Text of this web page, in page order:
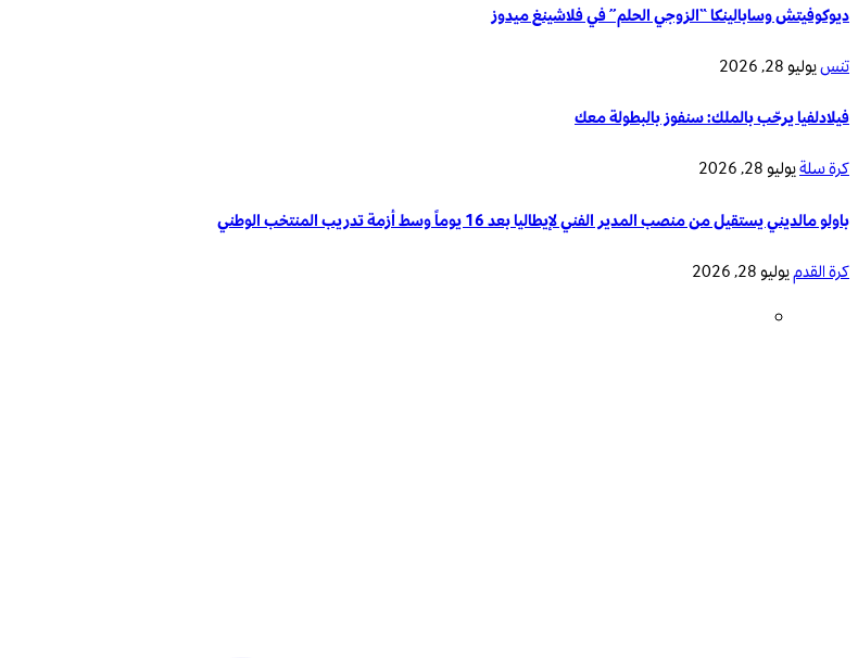
ديوكوفيتش وسابالينكا “الزوجي الحلم” في فلاشينغ ميدوز
تنسيوليو 28, 2026
فيلادلفيا يرحّب بالملك: سنفوز بالبطولة معك
كرة سلةيوليو 28, 2026
باولو مالديني يستقيل من منصب المدير الفني لإيطاليا بعد 16 يوماً وسط أزمة تدريب المنتخب الوطني
كرة القدميوليو 28, 2026